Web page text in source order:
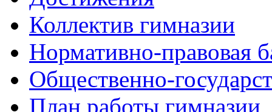
Коллектив гимназии
Нормативно-правовая
Общественно-
План работы гимназии